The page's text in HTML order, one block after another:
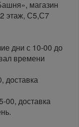
магазин
этаж, С5,С7
дни с 10-00 до
времени
доставка
00, доставка